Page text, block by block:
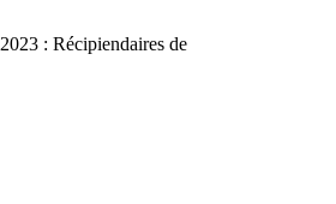
2023 : Récipiendaires de